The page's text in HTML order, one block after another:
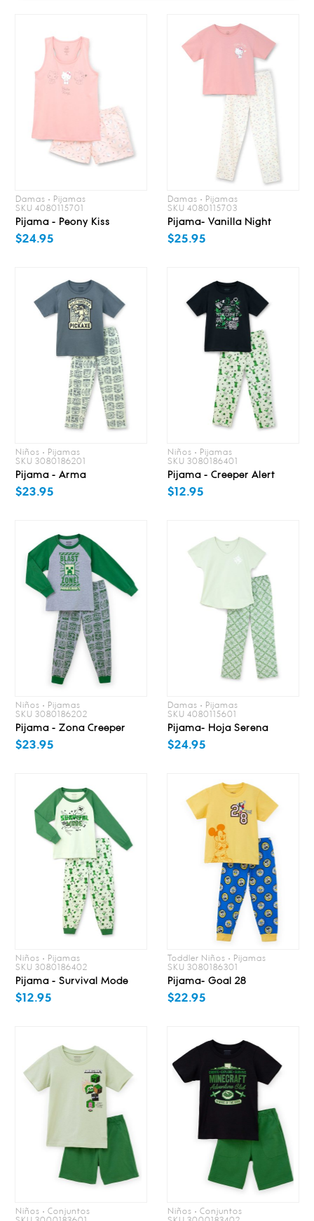
Damas • Pijamas
SKU 4080115701
Pijama - Peony Kiss
$24.95
Damas • Pijamas
SKU 4080115703
Pijama- Vanilla Night
$25.95
Niños • Pijamas
SKU 3080186201
Pijama - Arma
$23.95
Niños • Pijamas
SKU 3080186401
Pijama - Creeper Alert
$12.95
Niños • Pijamas
SKU 3080186202
Pijama - Zona Creeper
$23.95
Damas • Pijamas
SKU 4080115601
Pijama- Hoja Serena
$24.95
Niños • Pijamas
SKU 3080186402
Pijama - Survival Mode
$12.95
Toddler Niños • Pijamas
SKU 3080186301
Pijama- Goal 28
$22.95
Niños • Conjuntos
Niños • Conjuntos